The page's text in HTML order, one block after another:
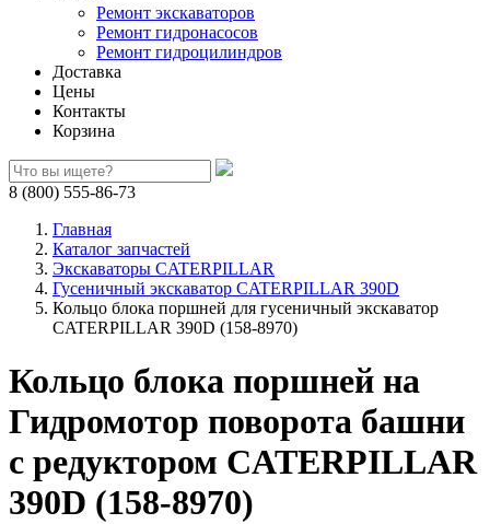
Ремонт экскаваторов
Ремонт гидронасосов
Ремонт гидроцилиндров
Доставка
Цены
Контакты
Корзина
8 (800) 555-86-73
Главная
Каталог запчастей
Экскаваторы CATERPILLAR
Гусеничный экскаватор CATERPILLAR 390D
Кольцо блока поршней для гусеничный экскаватор
CATERPILLAR 390D (158-8970)
Кольцо блока поршней на
Гидромотор поворота башни
с редуктором CATERPILLAR
390D (158-8970)